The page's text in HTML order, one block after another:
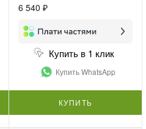
6 540 ₽
Купить в 1 клик
Купить WhatsApp
КУПИТЬ